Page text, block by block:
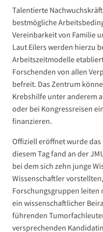
Talentierte
bestmögliche
Vereinbarkeit von Familie
Laut Eilers werden hierzu
Arbeitszeitmodelle
Forschenden von allen
befreit. Das Zentrum
Krebshilfe unter anderem
oder bei Kongressreisen
finanzieren.
Offiziell eröffnet wurde das
diesem Tag fand an der
bei dem sich zehn junge
Wissenschaftler
Forschungsgruppen leiten
ein wissenschaftlicher
führenden
versprechenden